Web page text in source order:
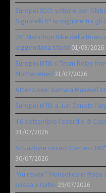
Europei XCO: vittorie per
Signorelli 5^ la migliore tra gli
35ª Marathon Bike della
leggendaria storia 01/08/2026
Europei MTB: il Team Relay
Monteceneri 31/07/2026
Attenzione: Samara Maxwell
Europei MTB: a Juri Zanotti
Il 6 settembre l’esordio di
31/07/2026
Situazione circuiti
30/07/2026
“Au revoir” Monselice in
passa a Gallio 29/07/2026